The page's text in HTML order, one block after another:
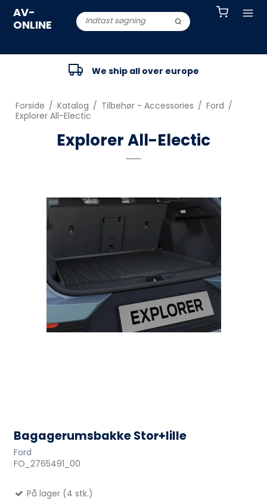
AV-
ONLINE
We ship all over europe
Forside / Katalog / Tilbehør - Accessories / Ford /
Explorer All-Electic
Explorer All-Electic
Bagagerumsbakke Stor+lille
Ford
FO_2765491_00
På lager (4 stk.)